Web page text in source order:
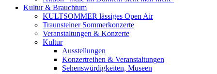
Kultur & Brauchtum
KULTSOMMER lässiges Open Air
Traunsteiner Sommerkonzerte
Veranstaltungen & Konzerte
Kultur
Ausstellungen
Konzertreihen & Veranstaltungen
Sehenswürdigkeiten, Museen